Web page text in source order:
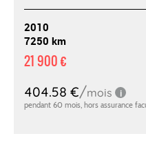
2010
7250 km
21 900 €